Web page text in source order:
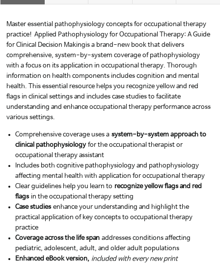
Master essential pathophysiology concepts for occupational therapy
practice! Applied Pathophysiology for Occupational Therapy: A Guide
for Clinical Decision Makingis a brand-new book that delivers
comprehensive, system-by-system coverage of pathophysiology
with a focus on its application in occupational therapy. Thorough
information on health components includes cognition and mental
health. This essential resource helps you recognize yellow and red
flags in clinical settings and includes case studies to facilitate
understanding and enhance occupational therapy performance across
various settings.
Comprehensive coverage uses asystem-by-system approach to
clinical pathophysiologyfor the occupational therapist or
occupational therapy assistant
Includes both cognitive pathophysiology and pathophysiology
affecting mental health with application for occupational therapy
Clear guidelines help you learn to recognize yellow flags and red
flagsin the occupational therapy setting
Case studiesenhance your understanding and highlight the
practical application of key concepts to occupational therapy
practice
Coverage across the life span addresses conditions affecting
pediatric, adolescent, adult, and older adult populations
Enhanced eBook version, included with every new print